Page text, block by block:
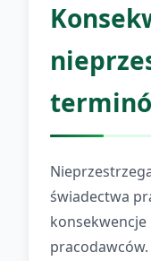
świadectwa